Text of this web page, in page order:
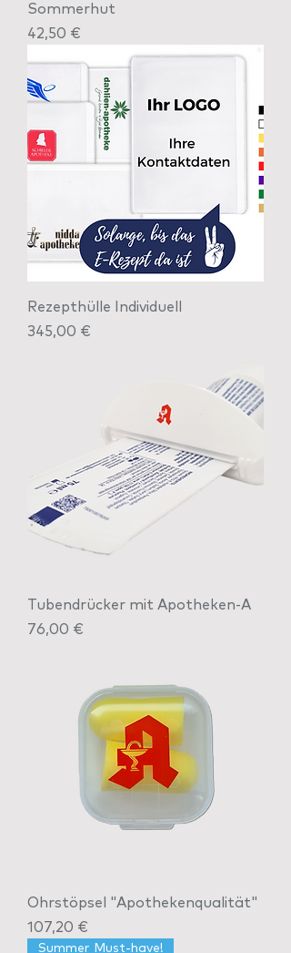
Sommerhut
Preis
42,50 €
Rezepthülle Individuell
Preis
345,00 €
Tubendrücker mit Apotheken-A
Preis
76,00 €
Ohrstöpsel "Apothekenqualität"
Preis
107,20 €
Summer Must-have!